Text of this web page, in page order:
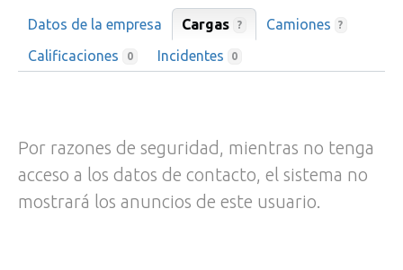
Datos de la empresa Cargas ? Camiones ?
Calificaciones 0 Incidentes 0
Por razones de seguridad, mientras no tenga
acceso a los datos de contacto, el sistema no
mostrará los anuncios de este usuario.